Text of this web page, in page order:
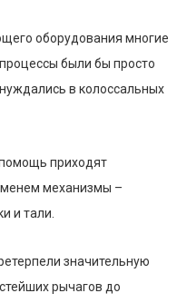
оборудования многие
были бы просто
в колоссальных
приходят
механизмы –
и тали.
значительную
рычагов до